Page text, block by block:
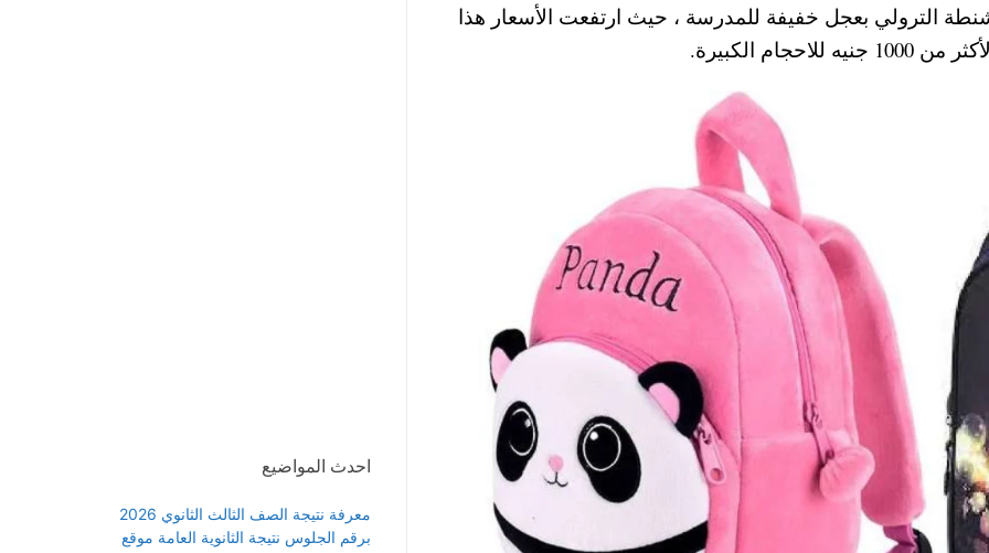
الترولي بعجل خفيفة للمدرسة ، حيث ارتفعت الأسعار هذا
الكبيرة.
احدث المواضيع
معرفة نتيجة الصف الثالث الثانوي 2026
برقم الجلوس نتيجة الثانوية العامة موقع